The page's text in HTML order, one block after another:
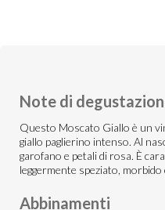
Note di
Questo Moscato Giallo è un
giallo paglierino intenso. Al
garofano e petali di rosa. È
leggermente speziato, morbido
Abbinamenti